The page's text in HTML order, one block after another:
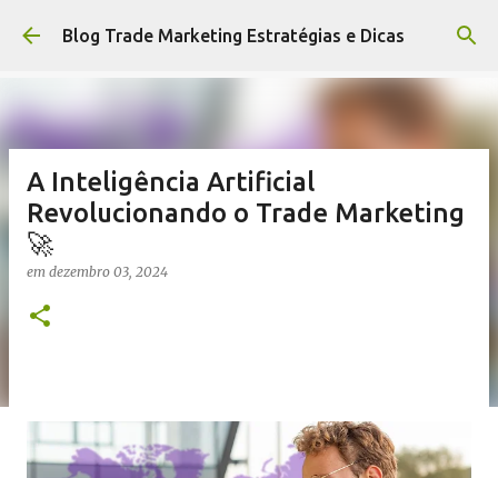
Pular para o conteúdo principal
Blog Trade Marketing Estratégias e Dicas
A Inteligência Artificial
Revolucionando o Trade Marketing
🚀
em dezembro 03, 2024